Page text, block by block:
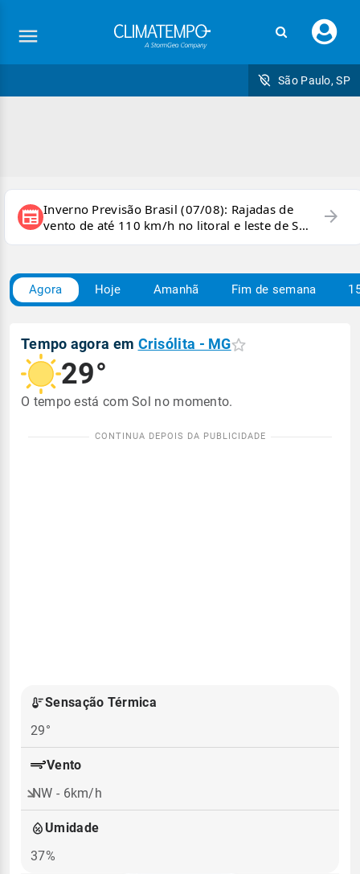
seu
São Paulo, SP
newspaper Inverno Previsão Brasil (07/08): Rajadas de
vento de até 110 km/h no litoral e leste de SP
e sul do RJ
arrow_forward
Agora Hoje Amanhã Fim de semana
Tempo agora em Crisólita - MG
29°
O tempo está com Sol no momento.
Sensação Térmica
29°
Vento
NW - 6km/h
Umidade
37%